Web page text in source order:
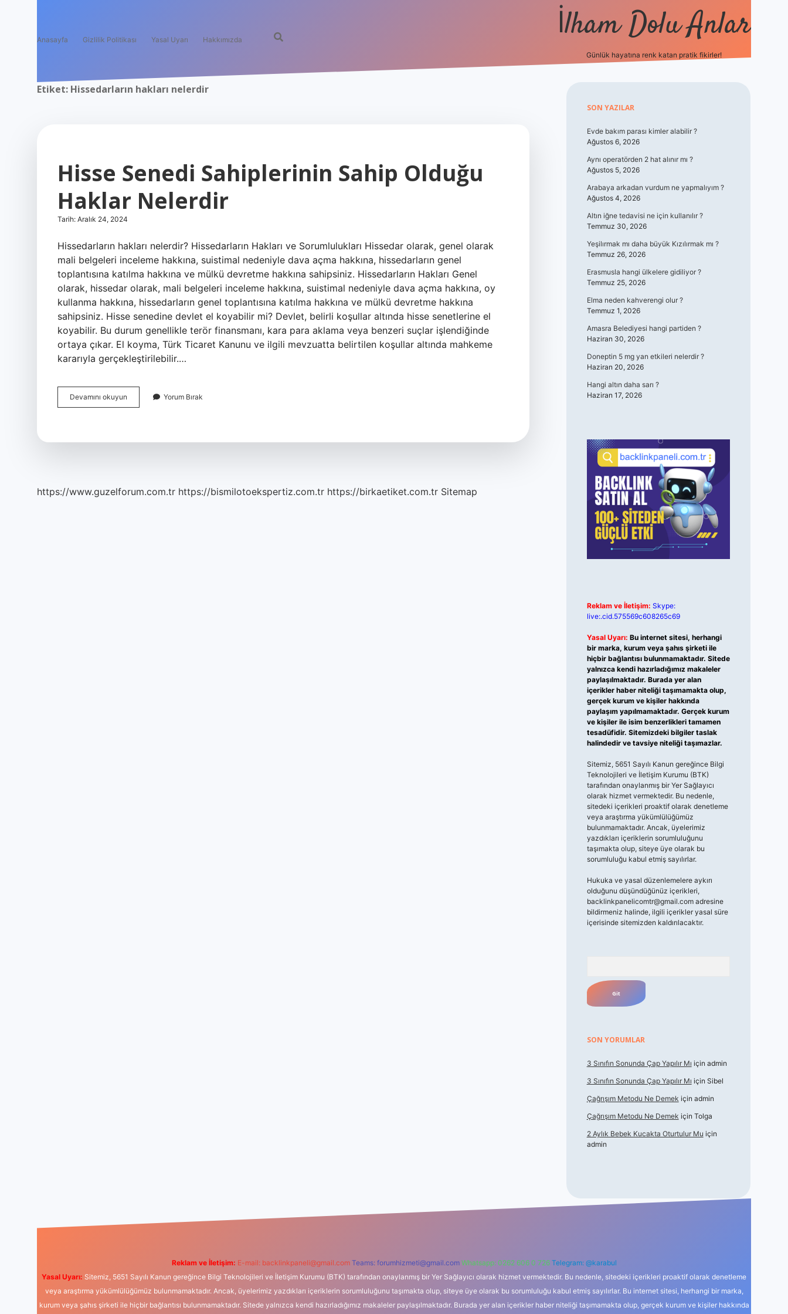
Anasayfa Gizlilik Politikası Yasal Uyarı Hakkımızda İlham Dolu Anlar
Günlük hayatına renk katan pratik fikirler!
Etiket: Hissedarların hakları nelerdir
Hisse Senedi Sahiplerinin Sahip Olduğu
Haklar Nelerdir
Tarih: Aralık 24, 2024
Hissedarların hakları nelerdir? Hissedarların Hakları ve Sorumlulukları Hissedar olarak, genel olarak
mali belgeleri inceleme hakkına, suistimal nedeniyle dava açma hakkına, hissedarların genel
toplantısına katılma hakkına ve mülkü devretme hakkına sahipsiniz. Hissedarların Hakları Genel
olarak, hissedar olarak, mali belgeleri inceleme hakkına, suistimal nedeniyle dava açma hakkına, oy
kullanma hakkına, hissedarların genel toplantısına katılma hakkına ve mülkü devretme hakkına
sahipsiniz. Hisse senedine devlet el koyabilir mi? Devlet, belirli koşullar altında hisse senetlerine el
koyabilir. Bu durum genellikle terör finansmanı, kara para aklama veya benzeri suçlar işlendiğinde
ortaya çıkar. El koyma, Türk Ticaret Kanunu ve ilgili mevzuatta belirtilen koşullar altında mahkeme
kararıyla gerçekleştirilebilir.…
Devamını okuyun
Senedi
Yorum Bırak
https://www.guzelforum.com.tr https://bismilotoekspertiz.com.tr https://birkaetiket.com.tr Sitemap
Sidebar
SON YAZILAR
Evde bakım parası kimler alabilir ?
Ağustos 6, 2026
Aynı operatörden 2 hat alınır mı ?
Ağustos 5, 2026
Arabaya arkadan vurdum ne yapmalıyım ?
Ağustos 4, 2026
Altın iğne tedavisi ne için kullanılır ?
Temmuz 30, 2026
Yeşilırmak mı daha büyük Kızılırmak mı ?
Temmuz 26, 2026
Erasmusla hangi ülkelere gidiliyor ?
Temmuz 25, 2026
Elma neden kahverengi olur ?
Temmuz 1, 2026
Amasra Belediyesi hangi partiden ?
Haziran 30, 2026
Doneptin 5 mg yan etkileri nelerdir ?
Haziran 20, 2026
Hangi altın daha sarı ?
Haziran 17, 2026
Reklam ve İletişim: Skype:
live:.cid.575569c608265c69
Yasal Uyarı: Bu internet sitesi, herhangi
bir marka, kurum veya şahıs şirketi ile
hiçbir bağlantısı bulunmamaktadır. Sitede
yalnızca kendi hazırladığımız makaleler
paylaşılmaktadır. Burada yer alan
içerikler haber niteliği taşımamakta olup,
gerçek kurum ve kişiler hakkında
paylaşım yapılmamaktadır. Gerçek kurum
ve kişiler ile isim benzerlikleri tamamen
tesadüfidir. Sitemizdeki bilgiler taslak
halindedir ve tavsiye niteliği taşımazlar.
Sitemiz, 5651 Sayılı Kanun gereğince Bilgi
Teknolojileri ve İletişim Kurumu (BTK)
tarafından onaylanmış bir Yer Sağlayıcı
olarak hizmet vermektedir. Bu nedenle,
sitedeki içerikleri proaktif olarak denetleme
veya araştırma yükümlülüğümüz
bulunmamaktadır. Ancak, üyelerimiz
yazdıkları içeriklerin sorumluluğunu
taşımakta olup, siteye üye olarak bu
sorumluluğu kabul etmiş sayılırlar.
Hukuka ve yasal düzenlemelere aykırı
olduğunu düşündüğünüz içerikleri,
backlinkpanelicomtr@gmail.comadresine
bildirmeniz halinde, ilgili içerikler yasal süre
içerisinde sitemizden kaldırılacaktır.
SON YORUMLAR
3 Sınıfın Sonunda Çap Yapılır Mı için admin
3 Sınıfın Sonunda Çap Yapılır Mı için Sibel
Çağrışım Metodu Ne Demek için admin
Çağrışım Metodu Ne Demek için Tolga
2 Aylık Bebek Kucakta Oturtulur Mu için
admin
Reklam ve İletişim: E-mail: backlinkpaneli@gmail.com Teams: forumhizmeti@gmail.com Whatsapp: 0262 606 0 726 Telegram: @karabul
Yasal Uyarı: Sitemiz, 5651 Sayılı Kanun gereğince Bilgi Teknolojileri ve İletişim Kurumu (BTK) tarafından onaylanmış bir Yer Sağlayıcı olarak hizmet vermektedir. Bu nedenle, sitedeki içerikleri proaktif olarak denetleme
veya araştırma yükümlülüğümüz bulunmamaktadır. Ancak, üyelerimiz yazdıkları içeriklerin sorumluluğunu taşımakta olup, siteye üye olarak bu sorumluluğu kabul etmiş sayılırlar. Bu internet sitesi, herhangi bir marka,
kurum veya şahıs şirketi ile hiçbir bağlantısı bulunmamaktadır. Sitede yalnızca kendi hazırladığımız makaleler paylaşılmaktadır. Burada yer alan içerikler haber niteliği taşımamakta olup, gerçek kurum ve kişiler hakkında